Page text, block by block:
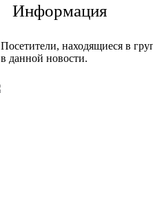
Информация
Посетители, находящиеся в
в данной новости.